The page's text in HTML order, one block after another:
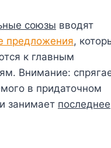
союзы вводят
предложения,
к главным
Внимание:
в придаточном
занимает последнее